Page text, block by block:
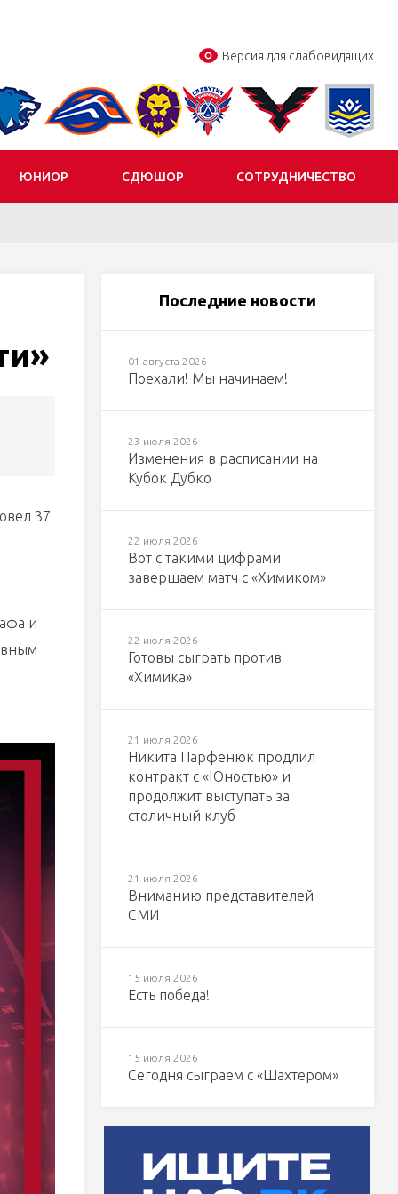
Версия для слабовидящих
ЮНИОР СДЮШОР СОТРУДНИЧЕСТВО
37
и
Последние новости
01 августа 2026
Поехали! Мы начинаем!
23 июля 2026
Изменения в расписании на
Кубок Дубко
22 июля 2026
Вот с такими цифрами
завершаем матч с «Химиком»
22 июля 2026
Готовы сыграть против
«Химика»
21 июля 2026
Никита Парфенюк продлил
контракт с «Юностью» и
продолжит выступать за
столичный клуб
21 июля 2026
Вниманию представителей
СМИ
15 июля 2026
Есть победа!
15 июля 2026
Сегодня сыграем с «Шахтером»